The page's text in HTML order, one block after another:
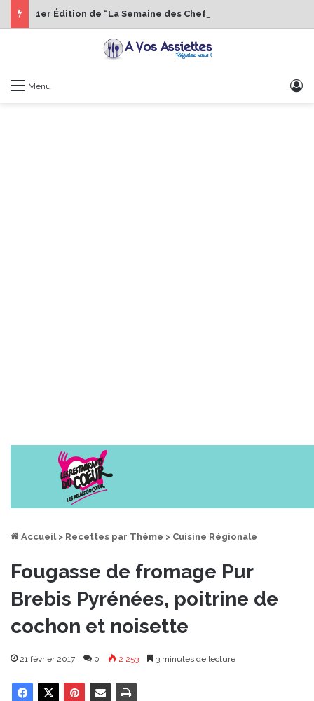
Menu
Accueil > Recettes par Thème > Cuisine Régionale
Fougasse de fromage Pur
Brebis Pyrénées, poitrine de
cochon et noisette
21 février 2017 0 2 253 3 minutes de lecture